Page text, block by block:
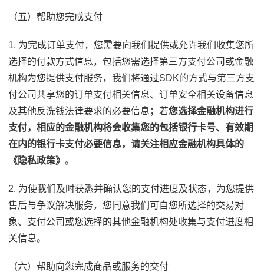
（五）帮助您完成支付
1. 为完成订单支付，您需要向我们提供或允许我们收集您所
选择的付款方式信息，包括您需选择第三方支付公司或金融
机构为您提供支付服务，我们将通过SDK的方式与第三方支
付公司共享您的订单支付相关信息、订单安全相关设备信息
及其他反洗钱法律要求的必要信息；若您选择金融机构进行
支付，相应的金融机构将会收集您的包括银行卡号、有效期
在内的银行卡支付必要信息，请关注相应金融机构具体的
《隐私政策》 。
2. 为使我们及时获悉并确认您的支付进度及状态，为您提供
售后与争议解决服务，您同意我们可自您所选择的交易对
象、支付公司或您选择的其他金融机构处收集与支付进度相
关信息。
（六）帮助向您完成商品或服务的交付